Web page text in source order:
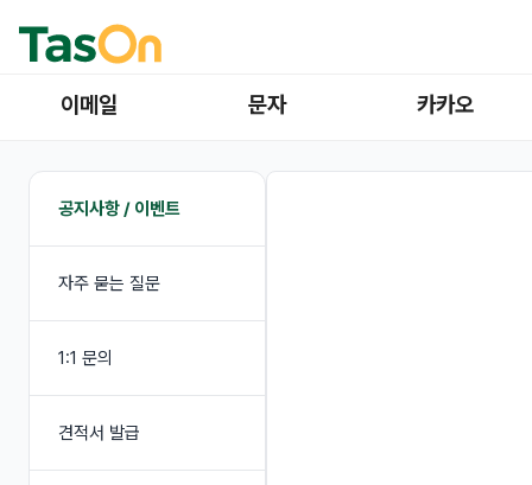
이메일 문자 카카오
공지사항 / 이벤트
자주 묻는 질문
1:1 문의
견적서 발급